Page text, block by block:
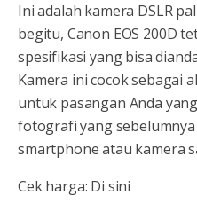
Ini adalah kamera DSLR
begitu, Canon EOS 200D
spesifikasi yang bisa
Kamera ini cocok sebagai
untuk pasangan Anda
fotografi yang
smartphone atau kamera
Cek harga: Di sini